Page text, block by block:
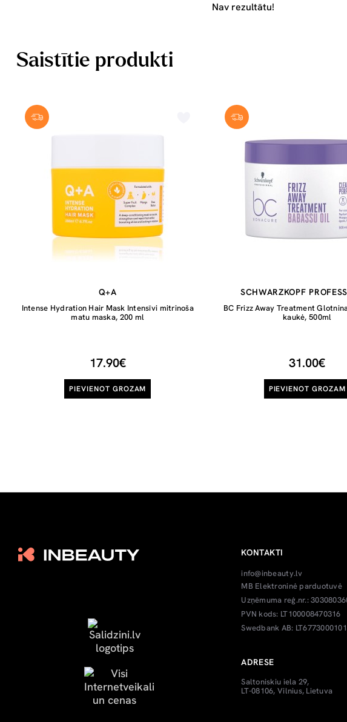
Nav rezultātu!
Saistītie produkti
Q+A
Intense Hydration Hair Mask Intensīvi mitrinoša
matu maska, 200 ml
17.90€
PIEVIENOT GROZAM
SCHWARZKOPF
BC Frizz Away Treatment
kaukė, 500ml
31.00€
PIEVIENOT GROZAM
KONTAKTI
info@inbeauty.lv
MB Elektroninė parduotuvė
Uzņēmuma reģ.nr.:
PVN kods: LT100008470316
Swedbank AB:
ADRESE
Saltoniskiu iela 29,
LT-08106, Vilnius, Lietuva